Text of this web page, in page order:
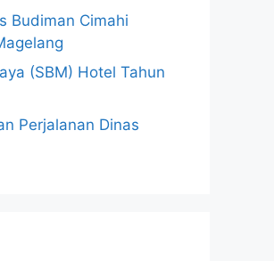
Budiman Cimahi
(SBM) Hotel Tahun
Perjalanan Dinas